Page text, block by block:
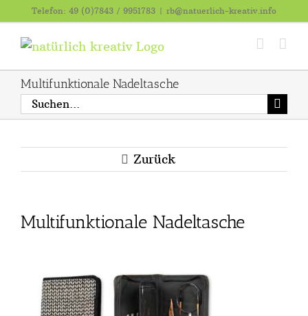
Inhalt
springen
Telefon: 49 (0)7843 / 9951783 | rb@natuerlich-kreativ.info
Multifunktionale Nadeltasche
Suche
nach:
Zurück
Multifunktionale Nadeltasche